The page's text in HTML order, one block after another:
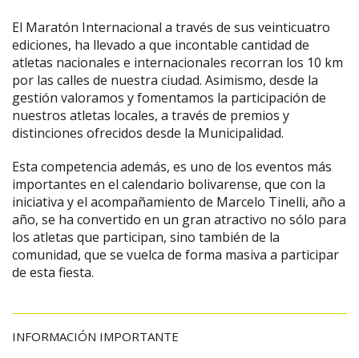
El Maratón Internacional a través de sus veinticuatro
ediciones, ha llevado a que incontable cantidad de
atletas nacionales e internacionales recorran los 10 km
por las calles de nuestra ciudad. Asimismo, desde la
gestión valoramos y fomentamos la participación de
nuestros atletas locales, a través de premios y
distinciones ofrecidos desde la Municipalidad.
Esta competencia además, es uno de los eventos más
importantes en el calendario bolivarense, que con la
iniciativa y el acompañamiento de Marcelo Tinelli, año a
año, se ha convertido en un gran atractivo no sólo para
los atletas que participan, sino también de la
comunidad, que se vuelca de forma masiva a participar
de esta fiesta.
INFORMACIÓN IMPORTANTE